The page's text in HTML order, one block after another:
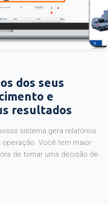
dos seus
e
resultados
sistema gera relatórios
operação. Você tem maior
de tomar uma decisão de